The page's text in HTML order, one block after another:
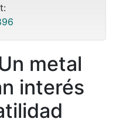
metal
interés